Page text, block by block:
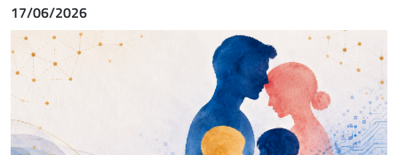
Pubblicato il
17/06/2026